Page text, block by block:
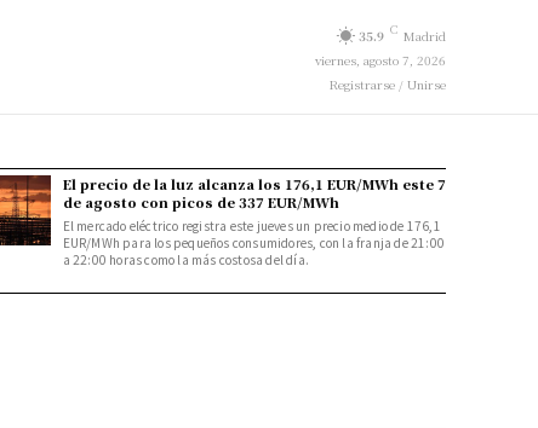
35.9 C Madrid
viernes, agosto 7, 2026
Registrarse / Unirse
El precio de la luz alcanza los 176,1 EUR/MWh este 7
de agosto con picos de 337 EUR/MWh
El mercado eléctrico registra este jueves un precio medio de 176,1
EUR/MWh para los pequeños consumidores, con la franja de 21:00
a 22:00 horas como la más costosa del día.